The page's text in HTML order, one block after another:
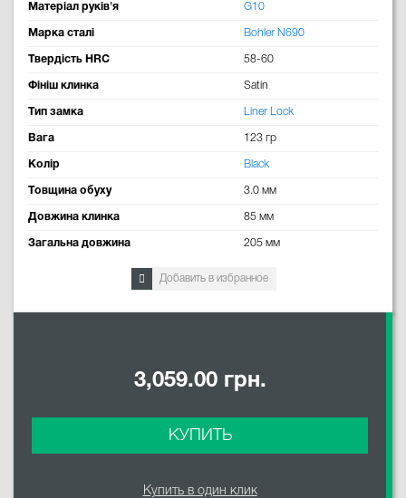
Матеріал руків'я G10
Марка сталі Bohler N690
Твердість HRC 58-60
Фініш клинка Satin
Тип замка Liner Lock
Вага 123 гр
Колір Black
Товщина обуху 3.0 мм
Довжина клинка 85 мм
Загальна довжина 205 мм
Добавить в избранное
3,059.00 грн.
КУПИТЬ
Купить в один клик